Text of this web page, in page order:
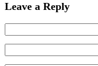
Leave a Reply